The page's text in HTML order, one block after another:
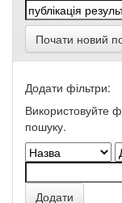
Почати новий
Додати фільтри:
Використовуйте
пошуку.